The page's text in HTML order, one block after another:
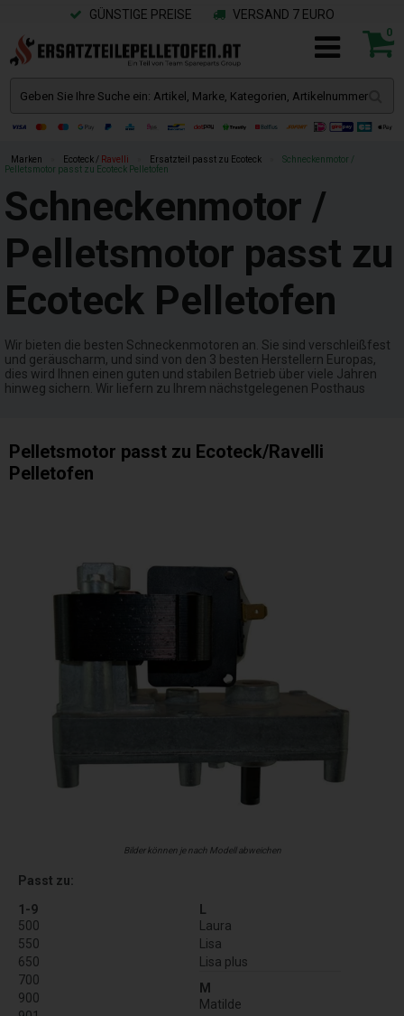
GÜNSTIGE PREISE VERSAND 7 EURO
0
Marken Ecoteck / Ravelli Ersatzteil passt zu Ecoteck
Schneckenmotor /
Pelletsmotor passt zu Ecoteck Pelletofen
Schneckenmotor /
Pelletsmotor passt zu
Ecoteck Pelletofen
Wir bieten die besten Schneckenmotoren an. Sie sind verschleißfest
und geräuscharm, und sind von den 3 besten Herstellern Europas,
dies wird Ihnen einen guten und stabilen Betrieb über viele Jahren
hinweg sichern. Wir liefern zu Ihrem nächstgelegenen Posthaus
Pelletsmotor passt zu Ecoteck/Ravelli
Pelletofen
Bilder können je nach Modell abweichen
Passt zu:
1-9
500
550
650
700
900
L
Laura
Lisa
Lisa plus
M
Matilde